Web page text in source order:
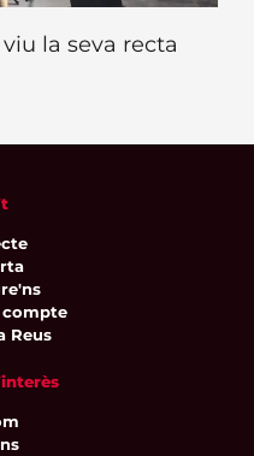
la seva recta
compte
Reus